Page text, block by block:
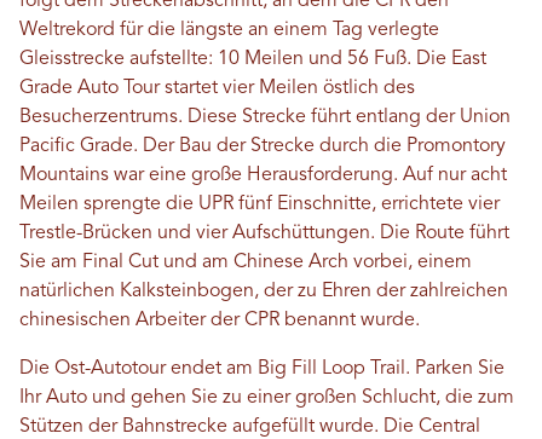
Weltrekord für die längste an einem Tag verlegte
Gleisstrecke aufstellte: 10 Meilen und 56 Fuß. Die East
Grade Auto Tour startet vier Meilen östlich des
Besucherzentrums. Diese Strecke führt entlang der Union
Pacific Grade. Der Bau der Strecke durch die Promontory
Mountains war eine große Herausforderung. Auf nur acht
Meilen sprengte die UPR fünf Einschnitte, errichtete vier
Trestle-Brücken und vier Aufschüttungen. Die Route führt
Sie am Final Cut und am Chinese Arch vorbei, einem
natürlichen Kalksteinbogen, der zu Ehren der zahlreichen
chinesischen Arbeiter der CPR benannt wurde.
Die Ost-Autotour endet am Big Fill Loop Trail. Parken Sie
Ihr Auto und gehen Sie zu einer großen Schlucht, die zum
Stützen der Bahnstrecke aufgefüllt wurde. Die Central